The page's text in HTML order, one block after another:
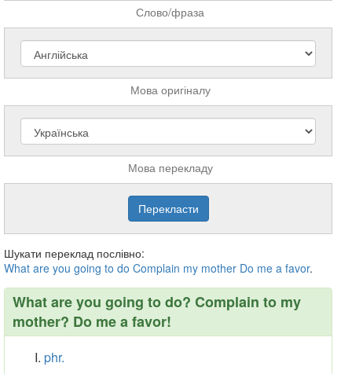
Слово/фраза
Мова оригіналу
Мова перекладу
Шукати переклад послівно:
What are you going to do Complain my mother Do me a favor.
What are you going to do? Complain to my
mother? Do me a favor!
phr.